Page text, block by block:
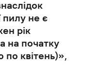
пилу не є
рік
на початку
по квітень)»,